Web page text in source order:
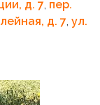
д. 7, пер.
д. 7, ул.